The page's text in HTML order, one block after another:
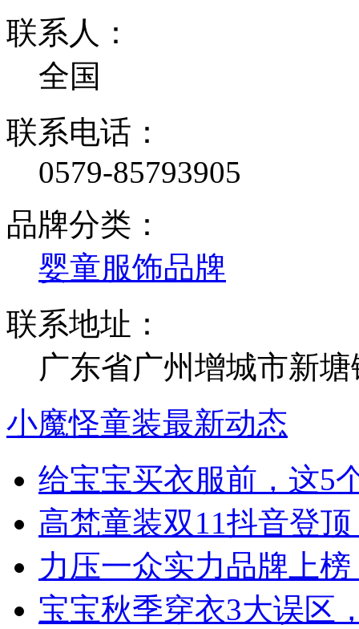
联系人：
全国
联系电话：
0579-85793905
品牌分类：
婴童服饰品牌
联系地址：
广东省广州增城市新塘
小魔怪童装最新动态
给宝宝买衣服前，这5
高梵童装双11抖音登
力压一众实力品牌上
宝宝秋季穿衣3大误区